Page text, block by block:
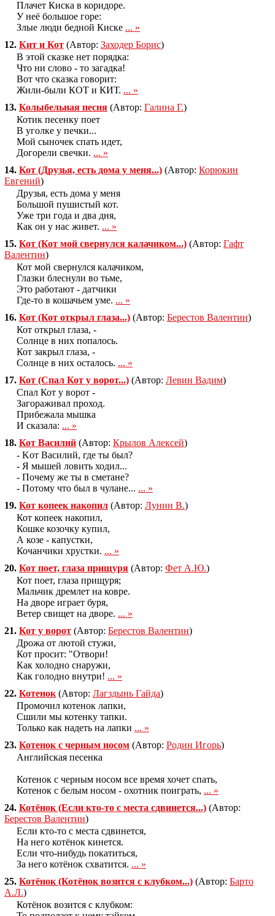
Плачет Киска в коридоре.
У неё большое горе:
Злые люди бедной Киске ... »
12. Кит и Кот (Автор: Заходер Борис)
В этой сказке нет порядка:
Что ни слово - то загадка!
Вот что сказка говорит:
Жили-были КОТ и КИТ. ... »
13. Колыбельная песня (Автор: Галина Г.)
Котик песенку поет
В уголке у печки...
Мой сыночек спать идет,
Догорели свечки. ... »
14. Кот (Друзья, есть дома у меня...) (Автор: Корюкин
Евгений)
Друзья, есть дома у меня
Большой пушистый кот.
Уже три года и два дня,
Как он у нас живет. ... »
15. Кот (Кот мой свернулся калачиком...) (Автор: Гафт
Валентин)
Кот мой свернулся калачиком,
Глазки блеснули во тьме,
Это работают - датчики
Где-то в кошачьем уме. ... »
16. Кот (Кот открыл глаза...) (Автор: Берестов Валентин)
Кот открыл глаза, -
Солнце в них попалось.
Кот закрыл глаза, -
Солнце в них осталось. ... »
17. Кот (Спал Кот у ворот...) (Автор: Левин Вадим)
Спал Кот у ворот -
Загораживал проход.
Прибежала мышка
И сказала: ... »
18. Кот Василий (Автор: Крылов Алексей)
- Kот Василий, где ты был?
- Я мышей ловить ходил...
- Почему же ты в сметане?
- Потому что был в чулане... ... »
19. Кот копеек накопил (Автор: Лунин В.)
Кот копеек накопил,
Кошке козочку купил,
А козе - капустки,
Кочанчики хрустки. ... »
20. Кот поет, глаза прищуря (Автор: Фет А.Ю.)
Кот поет, глаза прищуря;
Мальчик дремлет на ковре.
На дворе играет буря,
Ветер свищет на дворе. ... »
21. Кот у ворот (Автор: Берестов Валентин)
Дрожа от лютой стужи,
Кот просит: "Отвори!
Как холодно снаружи,
Как голодно внутри! ... »
22. Котенок (Автор: Лагздынь Гайда)
Промочил котенок лапки,
Сшили мы котенку тапки.
Только как надеть на лапки ... »
23. Котенок с черным носом (Автор: Родин Игорь)
Английская песенка
Котенок с черным носом все время хочет спать,
Котенок с белым носом - охотник поиграть, ... »
24. Котёнок (Если кто-то с места сдвинется...) (Автор:
Берестов Валентин)
Если кто-то с места сдвинется,
На него котёнок кинется.
Если что-нибудь покатиться,
За него котёнок схватится. ... »
25. Котёнок (Котёнок возится с клубком...) (Автор: Барто
А.Л.)
Котёнок возится с клубком: